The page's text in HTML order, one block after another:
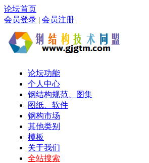
论坛首页
会员登录 | 会员注册
论坛功能
个人中心
钢结构规范、图集
图纸、软件
钢构市场
其他类别
模板
关于我们
全站搜索